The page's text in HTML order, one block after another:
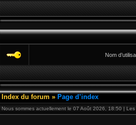
Nom
Index du forum » Page d’index
Nous sommes actuellement le 07 Août 2026, 18:50 |